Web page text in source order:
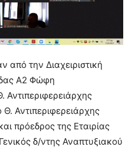
από την Διαχειριστική
Α2 Φώφη
Αντιπεριφερειάρχης
Αντιπεριφερειάρχης
πρόεδρος της Εταιρίας
δ/ντης Αναπτυξιακού